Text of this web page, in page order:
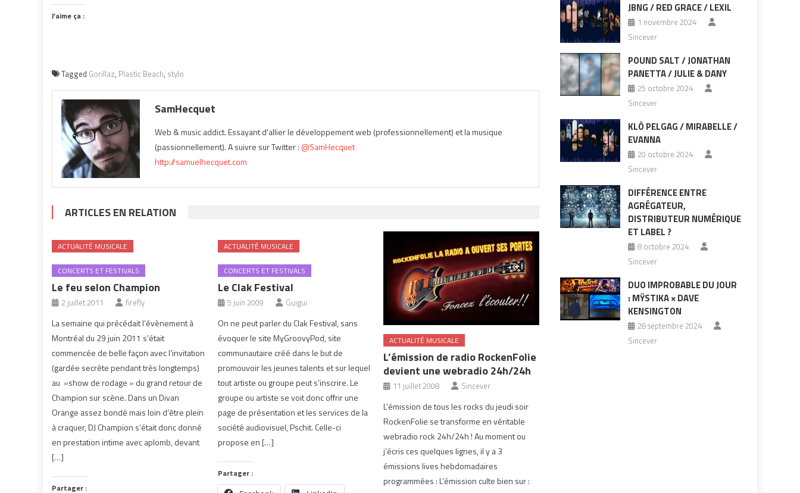
J’aime ça :
Tagged Gorillaz, Plastic Beach, stylo
SamHecquet
Web & music addict. Essayant d'allier le développement web (professionnellement) et la musique
(passionnellement). A suivre sur Twitter : @SamHecquet
http://samuelhecquet.com
ARTICLES EN RELATION
ACTUALITÉ MUSICALE
CONCERTS ET FESTIVALS
Le feu selon Champion
2 juillet 2011 firefly
La semaine qui précédait l’évènement à
Montréal du 29 juin 2011 s’était
commencée de belle façon avec l’invitation
(gardée secrète pendant très longtemps)
au »show de rodage » du grand retour de
Champion sur scène. Dans un Divan
Orange assez bondé mais loin d’être plein
à craquer, DJ Champion s’était donc donné
en prestation intime avec aplomb, devant
[…]
Partager :
ACTUALITÉ MUSICALE
CONCERTS ET FESTIVALS
Le Clak Festival
5 juin 2009 Guigui
On ne peut parler du Clak Festival, sans
évoquer le site MyGroovyPod, site
communautaire créé dans le but de
promouvoir les jeunes talents et sur lequel
tout artiste ou groupe peut s’inscrire. Le
groupe ou artiste se voit donc offrir une
page de présentation et les services de la
société audiovisuel, Pschit. Celle-ci
propose en […]
Partager :
ACTUALITÉ MUSICALE
L’émission de radio RockenFolie
devient une webradio 24h/24h
11 juillet 2008 Sincever
L’émission de tous les rocks du jeudi soir
RockenFolie se transforme en véritable
webradio rock 24h/24h ! Au moment ou
j’écris ces quelques lignes, il y a 3
émissions lives hebdomadaires
programmées : L’émission culte bien sur :
JBNG / RED GRACE / LEXIL
1 novembre 2024
Sincever
POUND SALT / JONATHAN
PANETTA / JULIE & DANY
25 octobre 2024
Sincever
KLÔ PELGAG / MIRABELLE /
EVANNA
20 octobre 2024
Sincever
DIFFÉRENCE ENTRE
AGRÉGATEUR,
DISTRIBUTEUR NUMÉRIQUE
ET LABEL ?
8 octobre 2024
Sincever
DUO IMPROBABLE DU JOUR
: MŸSTIKA × DAVE
KENSINGTON
28 septembre 2024
Sincever